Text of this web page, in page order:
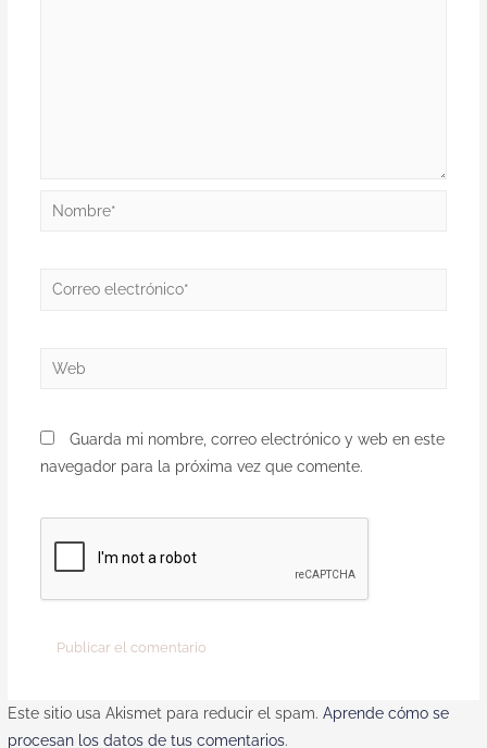
Guarda mi nombre, correo electrónico y web en este
navegador para la próxima vez que comente.
Este sitio usa Akismet para reducir el spam.Aprende cómo se
procesan los datos de tus comentarios.